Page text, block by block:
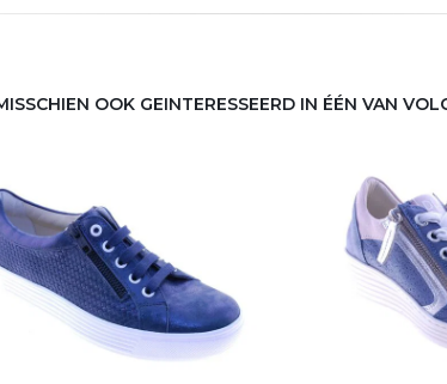
OOK GEINTERESSEERD IN ÉÉN VAN